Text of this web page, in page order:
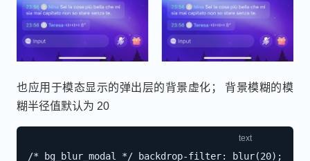
也应用于模态显示的弹出层的背景虚化； 背景模糊的模
糊半径值默认为 20